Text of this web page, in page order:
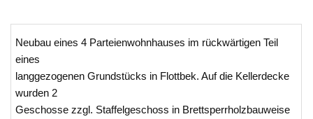
Neubau eines 4 Parteienwohnhauses im rückwärtigen Teil
eines
langgezogenen Grundstücks in Flottbek. Auf die Kellerdecke
wurden 2
Geschosse zzgl. Staffelgeschoss in Brettsperrholzbauweise